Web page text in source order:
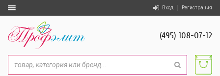
Вход Регистрация
(495) 108-07-12